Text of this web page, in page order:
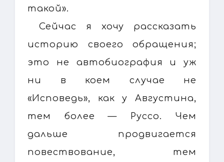
такой».
Сейчас я хочу рассказать
историю своего обращения;
это не автобиография и уж
ни в коем случае не
«Исповедь», как у Августина,
тем более — Руссо. Чем
дальше продвигается
повествование, тем